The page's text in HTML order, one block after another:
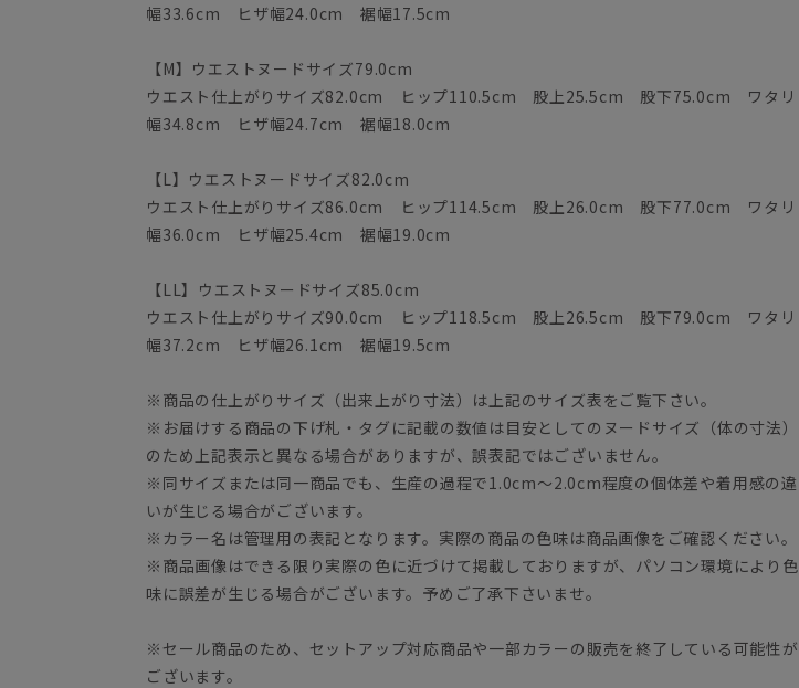
幅33.6cm ヒザ幅24.0cm 裾幅17.5cm
【M】ウエストヌードサイズ79.0cm
ウエスト仕上がりサイズ82.0cm ヒップ110.5cm 股上25.5cm 股下75.0cm ワタリ
幅34.8cm ヒザ幅24.7cm 裾幅18.0cm
【L】ウエストヌードサイズ82.0cm
ウエスト仕上がりサイズ86.0cm ヒップ114.5cm 股上26.0cm 股下77.0cm ワタリ
幅36.0cm ヒザ幅25.4cm 裾幅19.0cm
【LL】ウエストヌードサイズ85.0cm
ウエスト仕上がりサイズ90.0cm ヒップ118.5cm 股上26.5cm 股下79.0cm ワタリ
幅37.2cm ヒザ幅26.1cm 裾幅19.5cm
※商品の仕上がりサイズ（出来上がり寸法）は上記のサイズ表をご覧下さい。
※お届けする商品の下げ札・タグに記載の数値は目安としてのヌードサイズ（体の寸法）
のため上記表示と異なる場合がありますが、誤表記ではございません。
※同サイズまたは同一商品でも、生産の過程で1.0cm～2.0cm程度の個体差や着用感の違
いが生じる場合がございます。
※カラー名は管理用の表記となります。実際の商品の色味は商品画像をご確認ください。
※商品画像はできる限り実際の色に近づけて掲載しておりますが、パソコン環境により色
味に誤差が生じる場合がございます。予めご了承下さいませ。
※セール商品のため、セットアップ対応商品や一部カラーの販売を終了している可能性が
ございます。